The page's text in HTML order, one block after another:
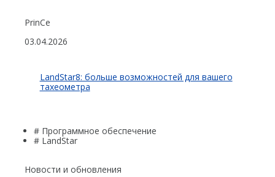
БПЛА
Геоскан
InnoSpector
БПВА
PrinCe
03.04.2026
LandStar8: больше возможностей для вашего
тахеометра
# Программное обеспечение
# LandStar
Новости и обновления